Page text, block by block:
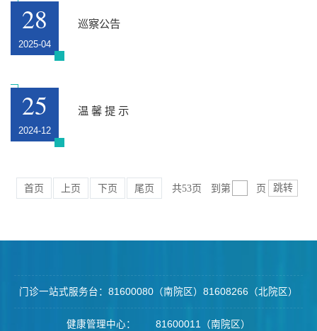
28
2025-04
巡察公告
25
2024-12
温 馨 提 示
首页 上页 下页 尾页 共53页 到第 页 跳转
门诊一站式服务台：81600080（南院区）81608266（北院区）
健康管理中心： 81600011（南院区）